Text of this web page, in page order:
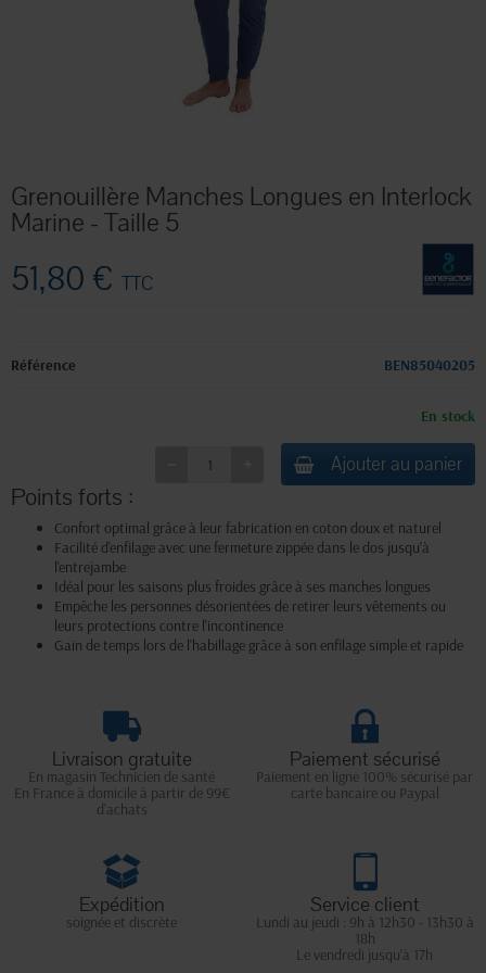
Grenouillère Manches Longues en Interlock
Marine - Taille 5
51,80 € TTC
Référence BEN85040205
En stock
Ajouter au panier
Points forts :
Confort optimal grâce à leur fabrication en coton doux et naturel
Facilité d'enfilage avec une fermeture zippée dans le dos jusqu'à
l'entrejambe
Idéal pour les saisons plus froides grâce à ses manches longues
Empêche les personnes désorientées de retirer leurs vêtements ou
leurs protections contre l'incontinence
Gain de temps lors de l'habillage grâce à son enfilage simple et rapide
Livraison gratuite
En magasin Technicien de santé
En France à domicile à partir de 99€
d'achats
Paiement sécurisé
Paiement en ligne 100% sécurisé par
carte bancaire ou Paypal
Expédition
soignée et discrète
Service client
Lundi au jeudi : 9h à 12h30 - 13h30 à
18h
Le vendredi jusqu'à 17h